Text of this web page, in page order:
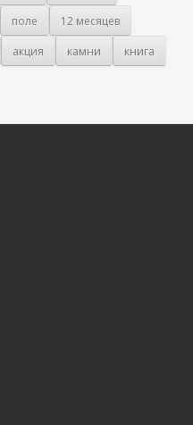
поле
12 месяцев
акция камни
книга